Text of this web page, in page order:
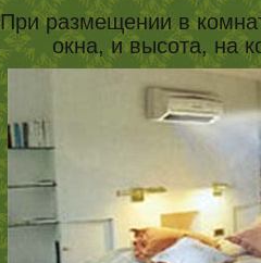
При размещении в
окна, и высота, на